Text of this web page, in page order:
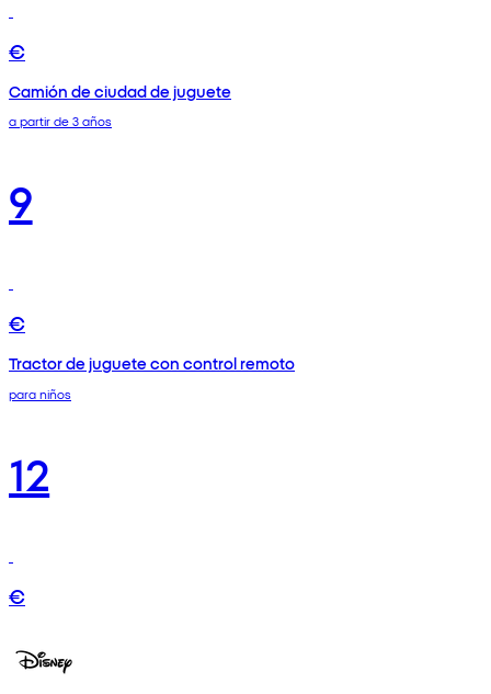
€
Camión de ciudad de juguete
a partir de 3 años
9
€
Tractor de juguete con control remoto
para niños
12
€